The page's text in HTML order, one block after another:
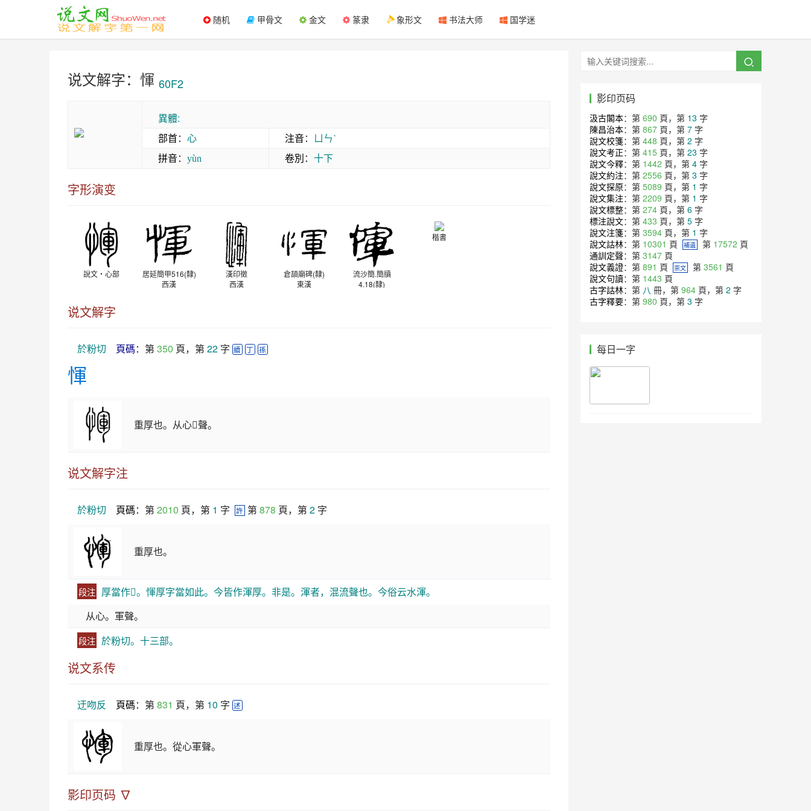
随机 甲骨文 金文 篆隶 象形文 书法大师 国学迷
说文解字：惲 60F2
異體:
部首： 心 注音： ㄩㄣˋ
拼音： yùn 卷別： 十下
字形演变
說文‧心部
居延簡甲516(隸)
西漢
漢印徵
西漢
倉頡廟碑(隸)
東漢
流沙簡.簡牘
4.18(隸)
楷書
说文解字
於粉切 頁碼：第 350 頁，第 22 字 續 丁 孫
惲
重厚也。从心𠣞聲。
说文解字注
於粉切 頁碼：第 2010 頁，第 1 字 許 第 878 頁，第 2 字
重厚也。
段注 厚當作𣆪。惲厚字當如此。今皆作渾厚。非是。渾者，混流聲也。今俗云水渾。
从心。軍聲。
段注 於粉切。十三部。
说文系传
迂吻反 頁碼：第 831 頁，第 10 字 述
重厚也。從心軍聲。
影印页码 ∇
影印页码
汲古閣本：第 690 頁，第 13 字
陳昌治本：第 867 頁，第 7 字
說文校箋：第 448 頁，第 2 字
說文考正：第 415 頁，第 23 字
說文今釋：第 1442 頁，第 4 字
說文約注：第 2556 頁，第 3 字
說文探原：第 5089 頁，第 1 字
說文集注：第 2209 頁，第 1 字
說文標整：第 274 頁，第 6 字
標注說文：第 433 頁，第 5 字
說文注箋：第 3594 頁，第 1 字
說文詁林：第 10301 頁 補遺 第 17572 頁
通訓定聲：第 3147 頁
說文義證：第 891 頁 崇文 第 3561 頁
說文句讀：第 1443 頁
古字詁林：第 八 冊，第 964 頁，第 2 字
古字釋要：第 980 頁，第 3 字
每日一字